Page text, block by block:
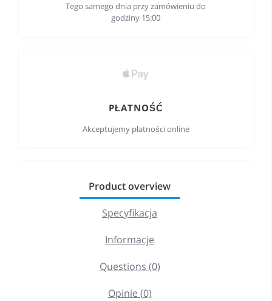
Tego samego dnia przy zamówieniu do
godziny 15:00
PŁATNOŚĆ
Akceptujemy płatności online
Product overview
Specyfikacja
Informacje
Questions (0)
Opinie (0)